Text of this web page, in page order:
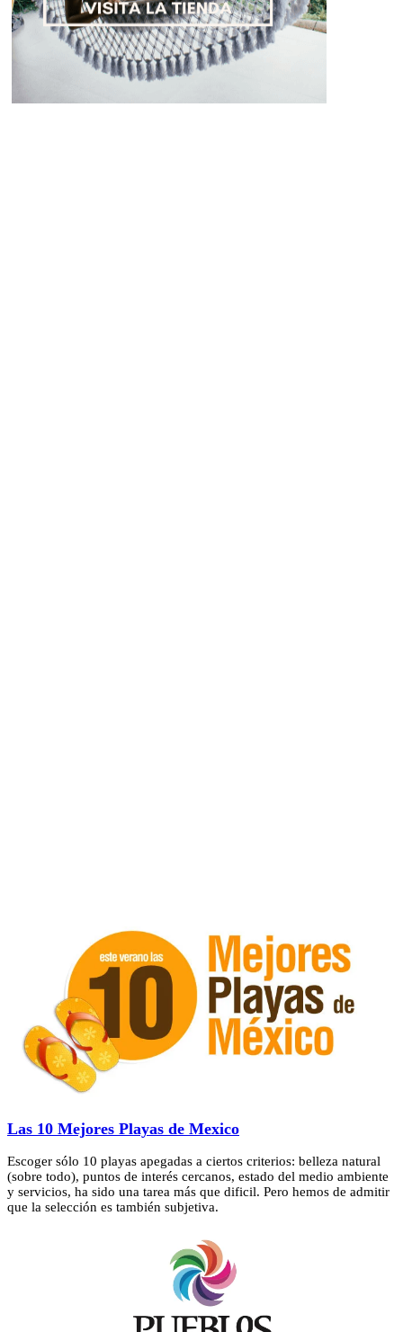
Las 10 Mejores Playas de Mexico
Escoger sólo 10 playas apegadas a ciertos criterios: belleza natural
(sobre todo), puntos de interés cercanos, estado del medio ambiente
y servicios, ha sido una tarea más que dificil. Pero hemos de admitir
que la selección es también subjetiva.